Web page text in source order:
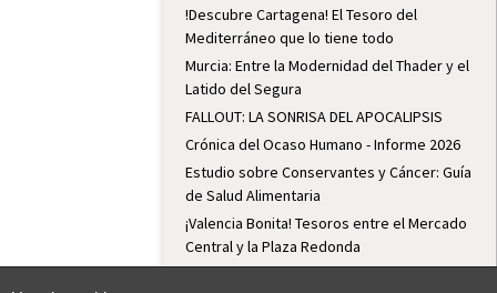
!Descubre Cartagena! El Tesoro del
Mediterráneo que lo tiene todo
Murcia: Entre la Modernidad del Thader y el
Latido del Segura
FALLOUT: LA SONRISA DEL APOCALIPSIS
Crónica del Ocaso Humano - Informe 2026
Estudio sobre Conservantes y Cáncer: Guía
de Salud Alimentaria
¡Valencia Bonita! Tesoros entre el Mercado
Central y la Plaza Redonda
¡Descubre el secreto mejor guardado de